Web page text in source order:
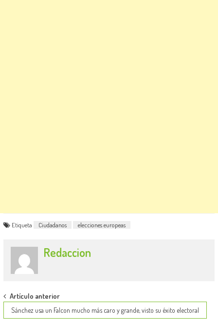
Etiqueta Ciudadanos elecciones europeas
Redaccion
Post
navigation
Artículo anterior
Sánchez usa un Falcon mucho más caro y grande, visto su éxito electoral